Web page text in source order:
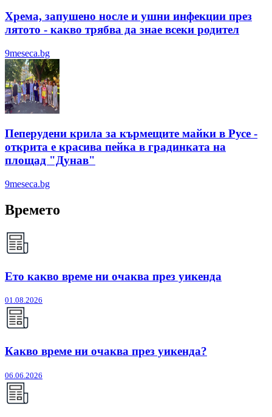
Хрема, запушено носле и ушни инфекции през
лятотo - какво трябва да знае всеки родител
9meseca.bg
Пеперудени крила за кърмещите майки в Русе -
открита е красива пейка в градинката на
площад "Дунав"
9meseca.bg
Времето
Ето какво време ни очаква през уикенда
01.08.2026
Какво време ни очаква през уикенда?
06.06.2026